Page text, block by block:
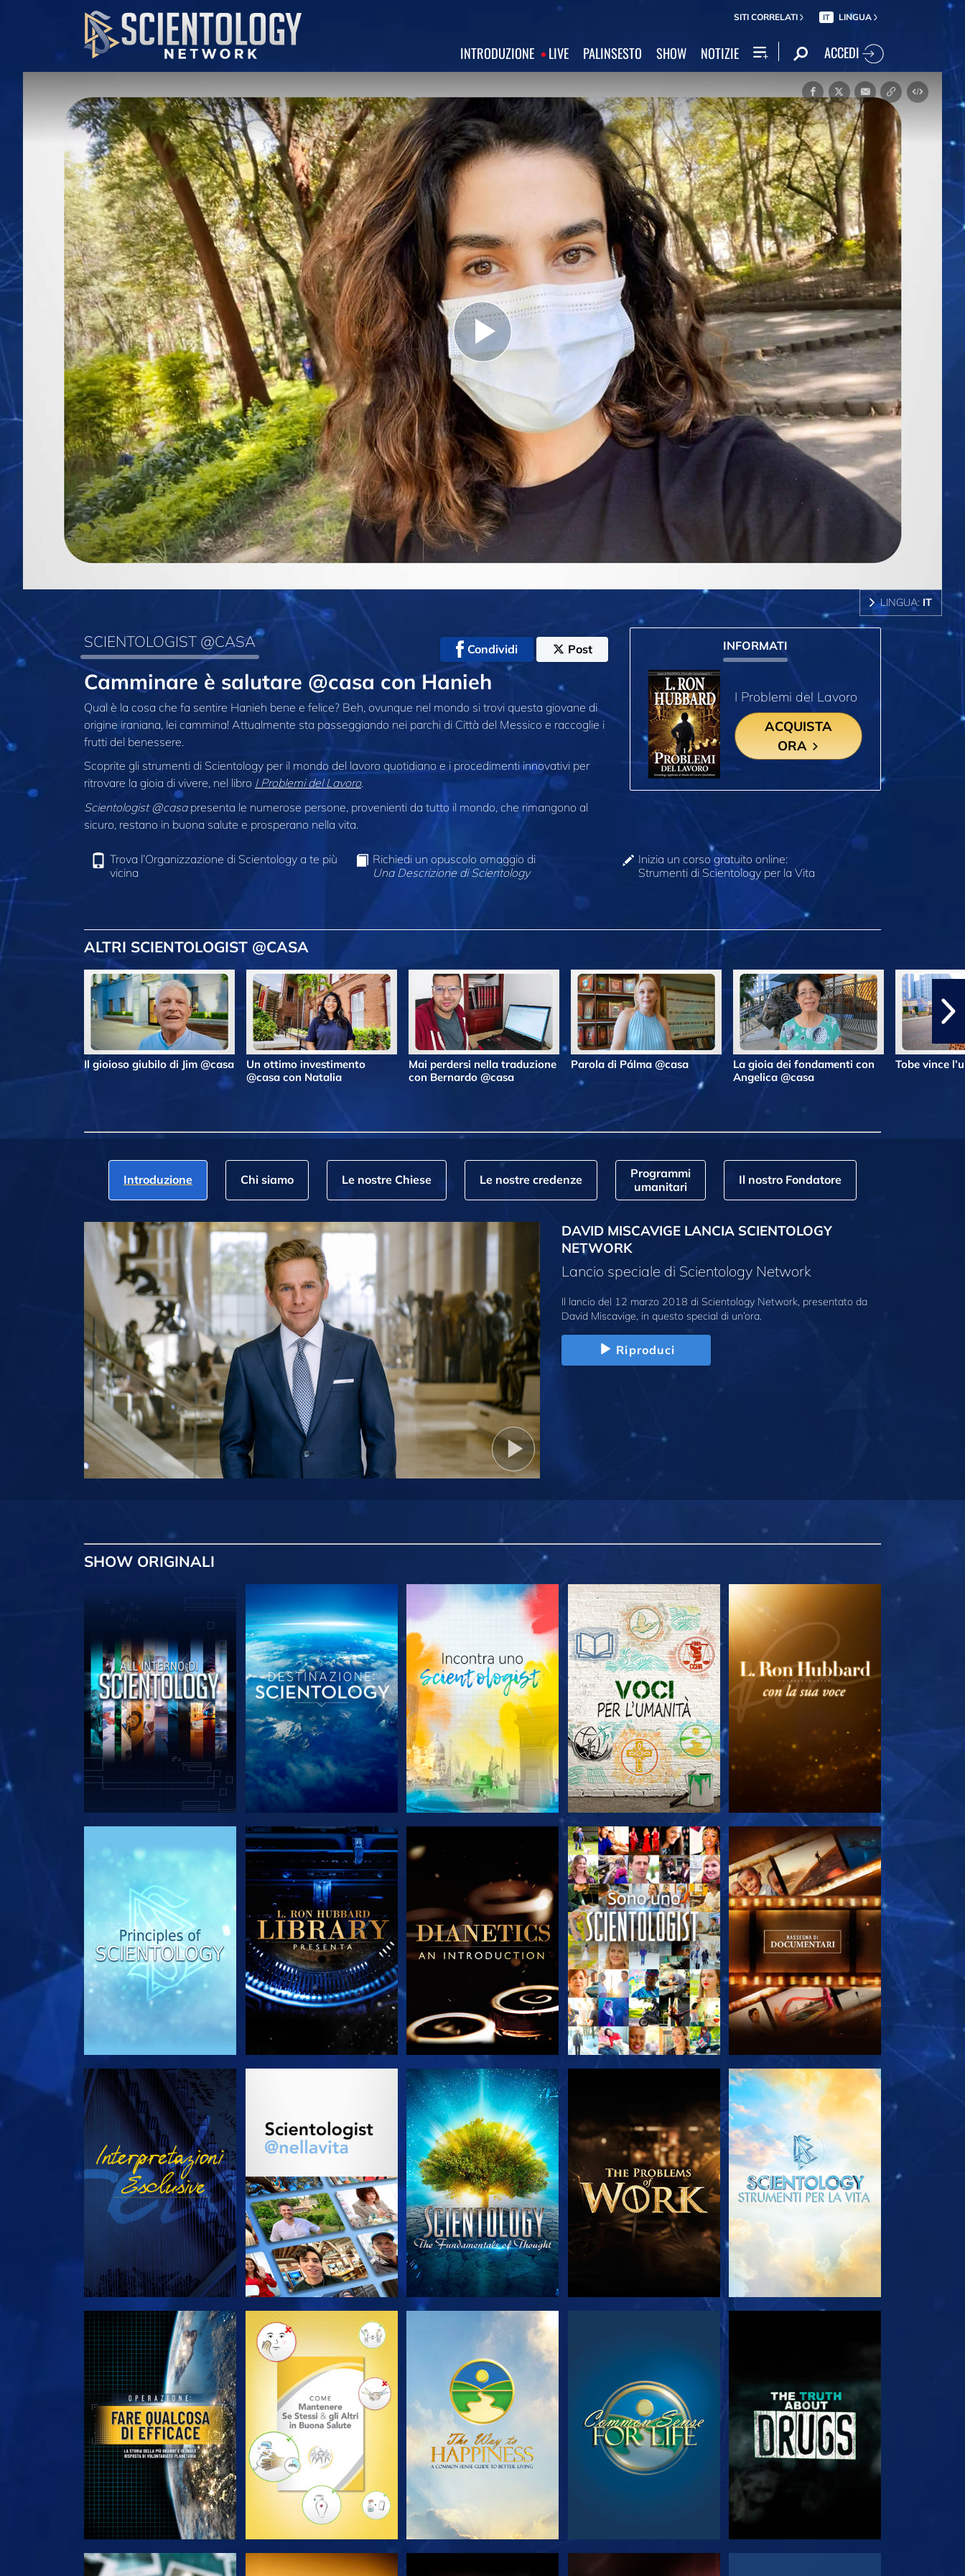
SITI CORRELATI IT LINGUA
INTRODUZIONE LIVE PALINSESTO SHOW NOTIZIE ACCEDI
Play
Video
LINGUA: IT
SCIENTOLOGIST @CASA Condividi Post
Camminare è salutare @casa con Hanieh
Qual è la cosa che fa sentire Hanieh bene e felice? Beh, ovunque nel mondo si trovi questa giovane di
origine iraniana, lei cammina! Attualmente sta passeggiando nei parchi di Città del Messico e raccoglie i
frutti del benessere.
Scoprite gli strumenti di Scientology per il mondo del lavoro quotidiano e i procedimenti innovativi per
ritrovare la gioia di vivere, nel libro I Problemi del Lavoro.
Scientologist @casapresenta le numerose persone, provenienti da tutto il mondo, che rimangono al
sicuro, restano in buona salute e prosperano nella vita.
INFORMATI
I Problemi del Lavoro
ACQUISTA
ORA
Trova l’Organizzazione di Scientology a te più
vicina
Richiedi un opuscolo omaggio di
Una Descrizione di Scientology
Inizia un corso gratuito online:
Strumenti di Scientology per la Vita
ALTRI SCIENTOLOGIST @CASA
Il gioioso giubilo di Jim @casa
Un ottimo investimento
@casa con Natalia
Mai perdersi nella traduzione
con Bernardo @casa
Parola di Pálma @casa
La gioia dei fondamenti con
Angelica @casa
Tobe vince
Introduzione Chi siamo Le nostre Chiese Le nostre credenze
Programmi
umanitari
Il nostro Fondatore
DAVID MISCAVIGE LANCIA SCIENTOLOGY
NETWORK
Lancio speciale di Scientology Network
Il lancio del 12 marzo 2018 di Scientology Network, presentato da
David Miscavige, in questo special di un’ora.
Riproduci
SHOW ORIGINALI
ESPLORA LE SERIE ESPLORA LE SERIE ESPLORA LE SERIE ESPLORA LE SERIE ESPLORA LE SERIE
GUARDA GUARDA ESPLORA LE SERIE
ESPLORA LE SERIE ESPLORA LE SERIE